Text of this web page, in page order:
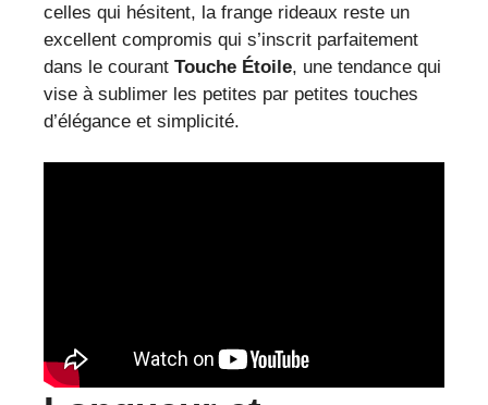
celles qui hésitent, la frange rideaux reste un
excellent compromis qui s’inscrit parfaitement
dans le courant Touche Étoile, une tendance qui
vise à sublimer les petites par petites touches
d’élégance et simplicité.